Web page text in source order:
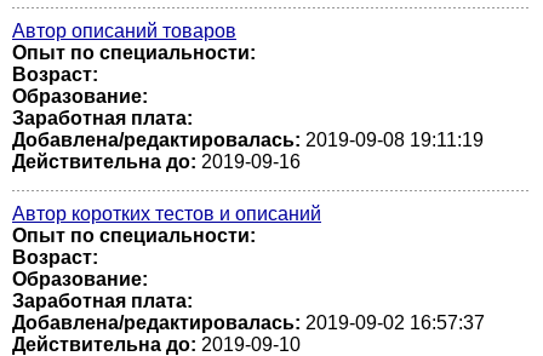
Автор описаний товаров
Опыт по специальности:
Возраст:
Образование:
Заработная плата:
Добавлена/редактировалась: 2019-09-08 19:11:19
Действительна до: 2019-09-16
Автор коротких тестов и описаний
Опыт по специальности:
Возраст:
Образование:
Заработная плата:
Добавлена/редактировалась: 2019-09-02 16:57:37
Действительна до: 2019-09-10